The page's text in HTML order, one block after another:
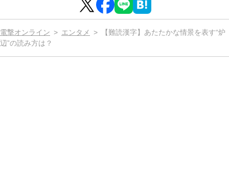
電撃オンライン エンタメ
【難読漢字】あたたかな情景を表す“炉
辺”の読み方は？